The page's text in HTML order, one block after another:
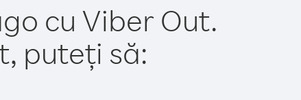
cu Viber Out.
puteți să: